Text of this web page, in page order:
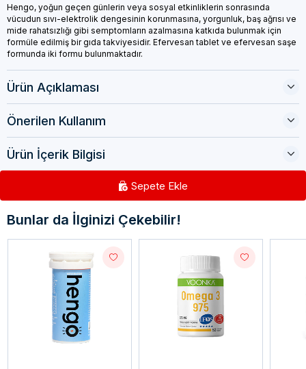
Hengo, yoğun geçen günlerin veya sosyal etkinliklerin sonrasında
vücudun sıvı-elektrolik dengesinin korunmasına, yorgunluk, baş ağrısı ve
mide rahatsızlığı gibi semptomların azalmasına katkıda bulunmak için
formüle edilmiş bir gıda takviyesidir. Efervesan tablet ve efervesan saşe
formunda iki formu bulunmaktadır.
Ürün Açıklaması
Önerilen Kullanım
Ürün İçerik Bilgisi
Sepete Ekle
Bunlar da İlginizi Çekebilir!